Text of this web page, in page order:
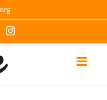
Instagram